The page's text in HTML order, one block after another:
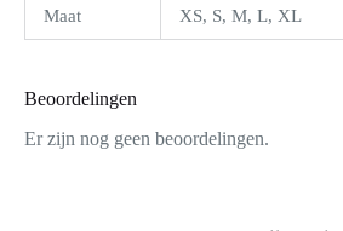
Maat XS, S, M, L, XL
Beoordelingen
Er zijn nog geen beoordelingen.